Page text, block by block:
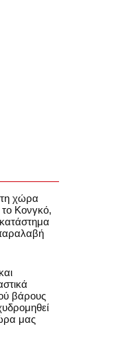
χώρα
Κονγκό,
βάρους
μας